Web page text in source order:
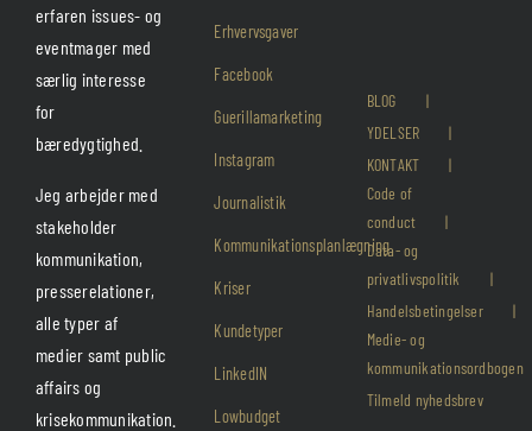
erfaren issues- og
eventmager med
særlig interesse
for
bæredygtighed.
Jeg arbejder med
stakeholder
kommunikation,
presserelationer,
alle typer af
medier samt public
affairs og
krisekommunikation.
Erhvervsgaver
Facebook
Guerillamarketing
Instagram
Journalistik
Kommunikationsplanlægning
Kriser
Kundetyper
LinkedIN
Lowbudget
BLOG
YDELSER
KONTAKT
Code of
conduct
Data- og
privatlivspolitik
Handelsbetingelser
Medie- og
kommunikationsordbogen
Tilmeld nyhedsbrev